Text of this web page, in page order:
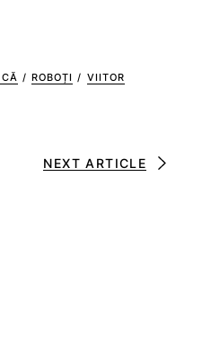
/ ROBOȚI / VIITOR
NEXT ARTICLE